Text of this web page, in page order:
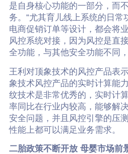
是自身核心功能的一部分，而
务。“尤其育儿线上系统的日常
电商促销订单等设计，都会将
风控系统对接，因为风控是直
全功能，与其他安全功能不同
王利对顶象技术的风控产品表
象技术风控产品的实时计算能
纹技术是非常优秀的，实时计
率同比在行业内较高，能够解
安全问题，并且风控引擎的压
性能上都可以满足业务需求。
二胎政策不断开放 母婴市场前